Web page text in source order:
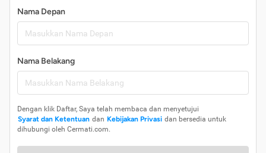
Nama Depan
Nama Belakang
Dengan klik Daftar, Saya telah membaca dan menyetujui
Syarat dan Ketentuan dan Kebijakan Privasi dan bersedia untuk
dihubungi oleh Cermati.com.